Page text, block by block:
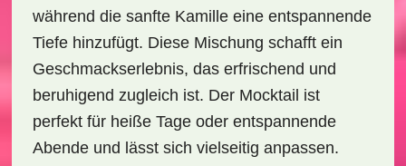
während die sanfte Kamille eine entspannende
Tiefe hinzufügt. Diese Mischung schafft ein
Geschmackserlebnis, das erfrischend und
beruhigend zugleich ist. Der Mocktail ist
perfekt für heiße Tage oder entspannende
Abende und lässt sich vielseitig anpassen.